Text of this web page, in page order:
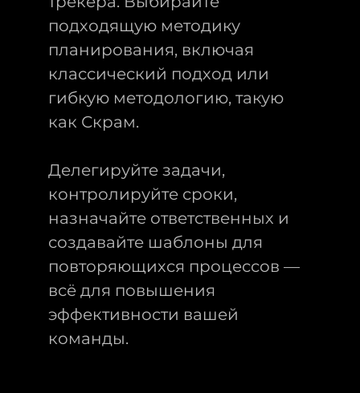
подходящую методику
планирования, включая
классический подход или
гибкую методологию, такую
как Скрам.
Делегируйте задачи,
контролируйте сроки,
назначайте ответственных и
создавайте шаблоны для
повторяющихся процессов —
всё для повышения
эффективности вашей
команды.